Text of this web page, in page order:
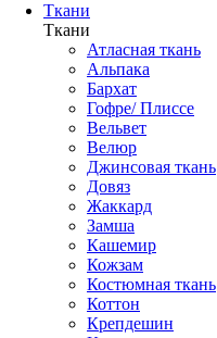
Ткани
Ткани
Атласная ткань
Альпака
Бархат
Гофре/ Плиссе
Вельвет
Велюр
Джинсовая ткань
Довяз
Жаккард
Замша
Кашемир
Кожзам
Костюмная ткань
Коттон
Крепдешин